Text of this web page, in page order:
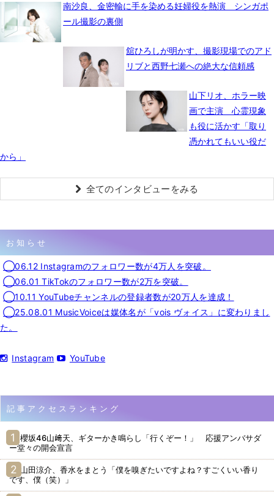
南沙良、金密輸に手を染める妊婦役を熱演 シンガポ
ール撮影の裏側
舘ひろしが明かす、撮影現場でのアド
リブと西野七瀬への絶大な信頼感
山下リオ、ホラー映
画で主演 心霊現象
も役に活かす「取り
憑かれてもいい役だ
から」
全てのインタビューをみる
お知らせ
◯06.12 Instagramのフォロワー数が4万人を突破。
◯06.01 TikTokのフォロワー数が2万を突破。
◯10.11 YouTubeチャンネルの登録者数が20万人を達成！
◯25.08.01 MusicVoiceは媒体名が「vois ヴォイス」に変わりまし
た。
Instagram YouTube
記事アクセスランキング
櫻坂46山﨑天、ギターかき鳴らし「行くぞー！」 応援アンバサダ
ー堂々の開会宣言
山田涼介、香水をまとう「僕を嗅ぎたいですよね？すごくいい香り
です、僕（笑）」